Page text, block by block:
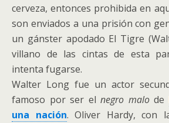
cerveza, entonces prohibida en
son enviados a una prisión con
un gánster apodado El Tigre
villano de las cintas de esta
intenta fugarse.
Walter Long fue un actor
famoso por ser elnegro malode
una nación. Oliver Hardy, con